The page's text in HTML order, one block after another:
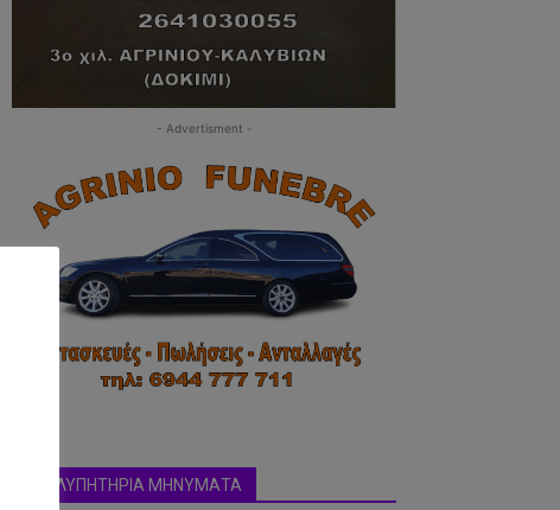
- Advertisment -
ΣΥΛΛΥΠΗΤΗΡΙΑ ΜΗΝΥΜΑΤΑ